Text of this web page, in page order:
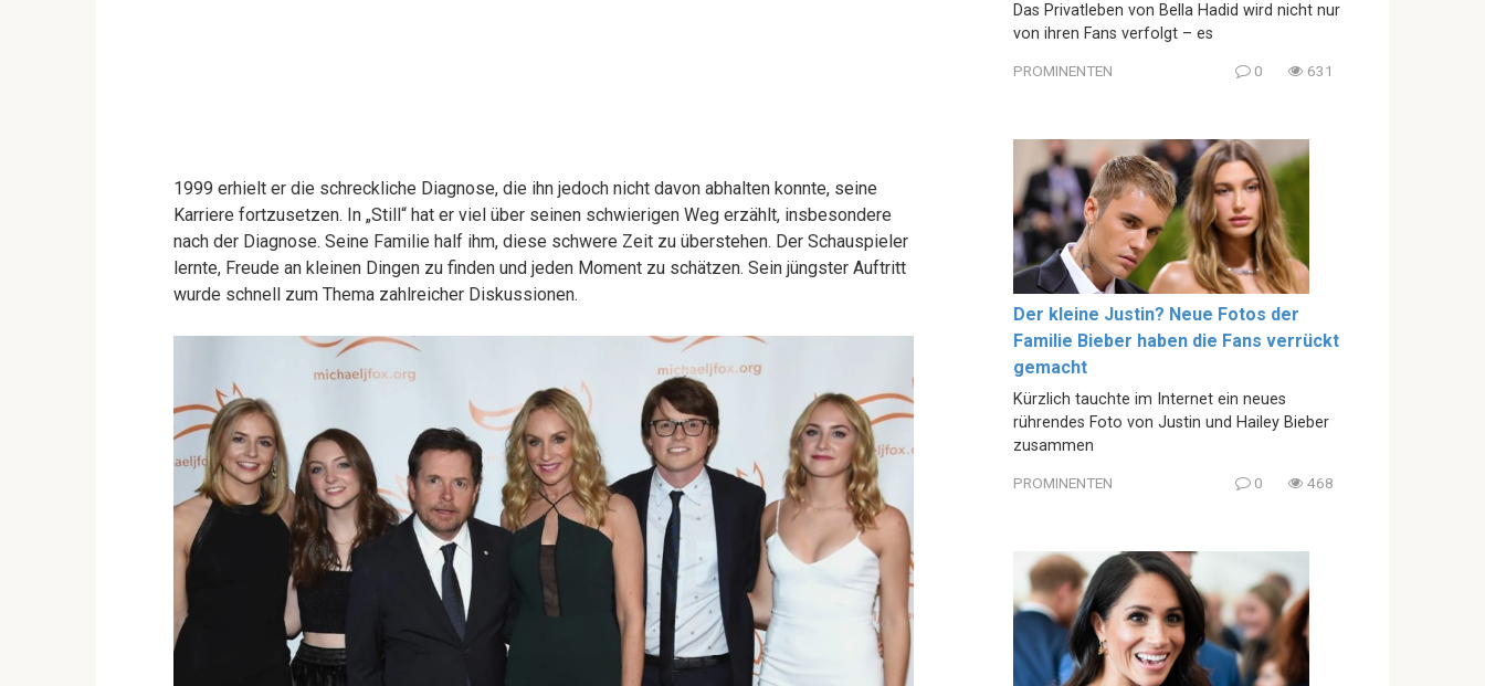
1999 erhielt er die schreckliche Diagnose, die ihn jedoch nicht davon abhalten konnte, seine
Karriere fortzusetzen. In „Still“ hat er viel über seinen schwierigen Weg erzählt, insbesondere
nach der Diagnose. Seine Familie half ihm, diese schwere Zeit zu überstehen. Der Schauspieler
lernte, Freude an kleinen Dingen zu finden und jeden Moment zu schätzen. Sein jüngster Auftritt
wurde schnell zum Thema zahlreicher Diskussionen.
Das Privatleben von Bella Hadid wird nicht nur
von ihren Fans verfolgt – es
PROMINENTEN 0 631
Der kleine Justin? Neue Fotos der
Familie Bieber haben die Fans verrückt
gemacht
Kürzlich tauchte im Internet ein neues
rührendes Foto von Justin und Hailey Bieber
zusammen
PROMINENTEN 0 468